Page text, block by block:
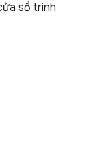
sổ trình